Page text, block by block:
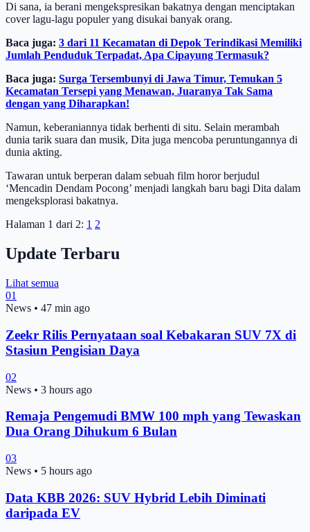
Di sana, ia berani mengekspresikan bakatnya dengan menciptakan
cover lagu-lagu populer yang disukai banyak orang.
Baca juga: 3 dari 11 Kecamatan di Depok Terindikasi Memiliki
Jumlah Penduduk Terpadat, Apa Cipayung Termasuk?
Baca juga: Surga Tersembunyi di Jawa Timur, Temukan 5
Kecamatan Tersepi yang Menawan, Juaranya Tak Sama
dengan yang Diharapkan!
Namun, keberaniannya tidak berhenti di situ. Selain merambah
dunia tarik suara dan musik, Dita juga mencoba peruntungannya di
dunia akting.
Tawaran untuk berperan dalam sebuah film horor berjudul
‘Mencadin Dendam Pocong’ menjadi langkah baru bagi Dita dalam
mengeksplorasi bakatnya.
Halaman 1 dari 2: 1 2
Update Terbaru
Lihat semua
01
News • 47 min ago
Zeekr Rilis Pernyataan soal Kebakaran SUV 7X di
Stasiun Pengisian Daya
02
News • 3 hours ago
Remaja Pengemudi BMW 100 mph yang Tewaskan
Dua Orang Dihukum 6 Bulan
03
News • 5 hours ago
Data KBB 2026: SUV Hybrid Lebih Diminati
daripada EV